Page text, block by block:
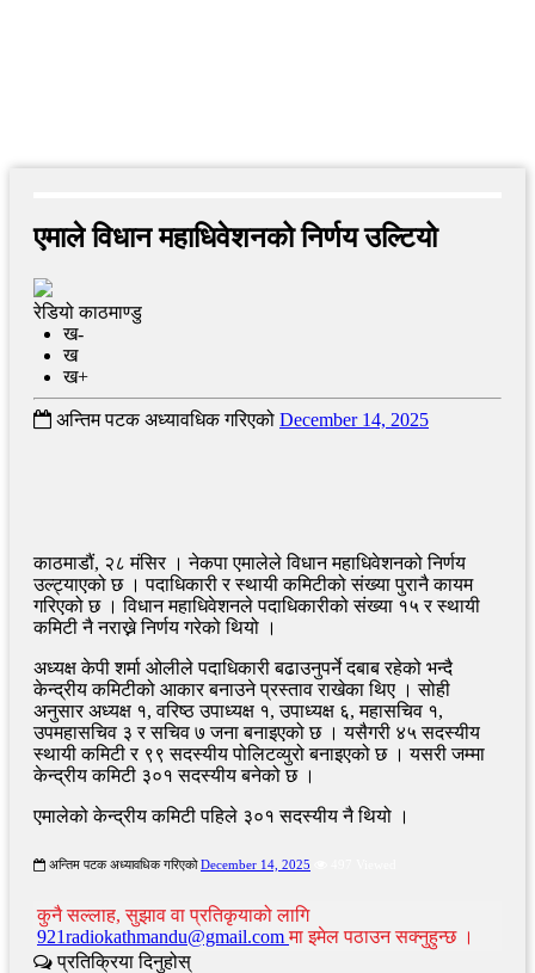
एमाले विधान महाधिवेशनको निर्णय उल्टियो
रेडियो काठमाण्डु
ख-
ख
ख+
अन्तिम पटक अध्यावधिक गरिएको December 14, 2025
काठमाडौं, २८ मंसिर । नेकपा एमालेले विधान महाधिवेशनको निर्णय
उल्ट्याएको छ । पदाधिकारी र स्थायी कमिटीको संख्या पुरानै कायम
गरिएको छ । विधान महाधिवेशनले पदाधिकारीको संख्या १५ र स्थायी
कमिटी नै नराख्ने निर्णय गरेको थियो ।
अध्यक्ष केपी शर्मा ओलीले पदाधिकारी बढाउनुपर्ने दबाब रहेको भन्दै
केन्द्रीय कमिटीको आकार बनाउने प्रस्ताव राखेका थिए । सोही
अनुसार अध्यक्ष १, वरिष्ठ उपाध्यक्ष १, उपाध्यक्ष ६, महासचिव १,
उपमहासचिव ३ र सचिव ७ जना बनाइएको छ । यसैगरी ४५ सदस्यीय
स्थायी कमिटी र ९९ सदस्यीय पोलिटव्युरो बनाइएको छ । यसरी जम्मा
केन्द्रीय कमिटी ३०१ सदस्यीय बनेको छ ।
एमालेको केन्द्रीय कमिटी पहिले ३०१ सदस्यीय नै थियो ।
अन्तिम पटक अध्यावधिक गरिएको December 14, 2025
कुनै सल्लाह, सुझाव वा प्रतिकृयाको लागि
921radiokathmandu@gmail.comमा इमेल पठाउन सक्नुहुन्छ ।
प्रतिक्रिया दिनुहोस्